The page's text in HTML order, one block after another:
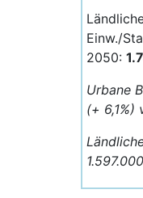
Einw./
2050:
Urbane
(+